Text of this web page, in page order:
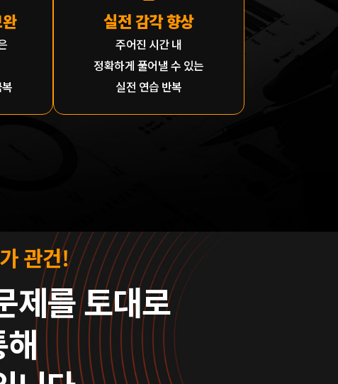
실전 감각 향상
주어진 시간 내
정확하게 풀어낼 수 있는
실전 연습 반복
관건!
제를 토대로